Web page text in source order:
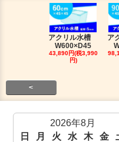
アクリル水槽
W600×D45
43,890円(税3,990
円)
ア
<
2026年8月
日
月 火 水 木 金